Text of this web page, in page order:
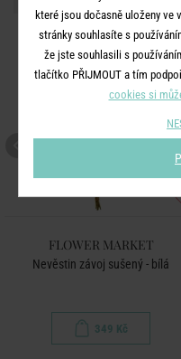
FLOWER MARKET
Nevěstin závoj sušený - bílá
349 Kč
které jsou dočasně uloženy ve
stránky souhlasíte s
že jste souhlasili s
tlačítko PŘIJMOUT a tím
cookies si